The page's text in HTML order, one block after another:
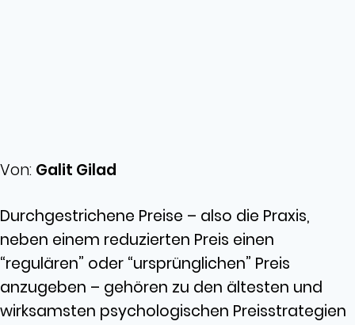
Von: Galit Gilad
Durchgestrichene Preise – also die Praxis,
neben einem reduzierten Preis einen
“regulären” oder “ursprünglichen” Preis
anzugeben – gehören zu den ältesten und
wirksamsten psychologischen Preisstrategien